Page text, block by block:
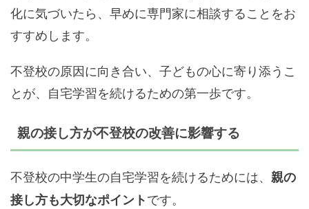
化に気づいたら、早めに専門家に相談することをお
すすめします。
不登校の原因に向き合い、子どもの心に寄り添うこ
とが、自宅学習を続けるための第一歩です。
親の接し方が不登校の改善に影響する
不登校の中学生の自宅学習を続けるためには、 親の
接し方も大切なポイントです。